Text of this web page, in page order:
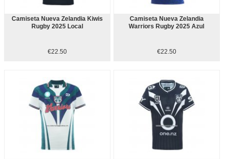
Camiseta Nueva Zelandia Kiwis
Rugby 2025 Local
€22.50
Camiseta Nueva Zelandia
Warriors Rugby 2025 Azul
€22.50